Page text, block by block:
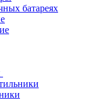
батареях